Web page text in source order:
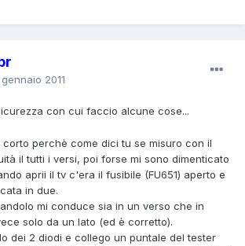
gennaio 2011
con cui faccio alcune cose...
corto perchè come dici tu se misuro con il
il tutti i versi, poi forse mi sono dimenticato
aprii il tv c'era il fusibile (FU651) aperto e
in due.
mi conduce sia in un verso che in
solo da un lato (ed è corretto).
dei 2 diodi e collego un puntale del tester